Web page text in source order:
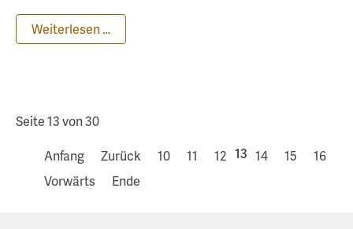
Weiterlesen …
Seite 13 von 30
Anfang
Zurück 10 11 12 13 14 15
16
Vorwärts
Ende